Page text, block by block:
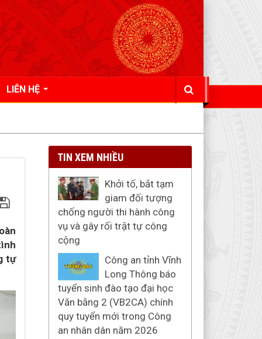
LIÊN HỆ
tự
TIN XEM NHIỀU
Khởi tố, bắt tạm
giam đối tượng
chống người thi hành công
vụ và gây rối trật tự công
cộng
Công an tỉnh Vĩnh
Long Thông báo
tuyển sinh đào tạo đại học
Văn bằng 2 (VB2CA) chính
quy tuyển mới trong Công
an nhân dân năm 2026